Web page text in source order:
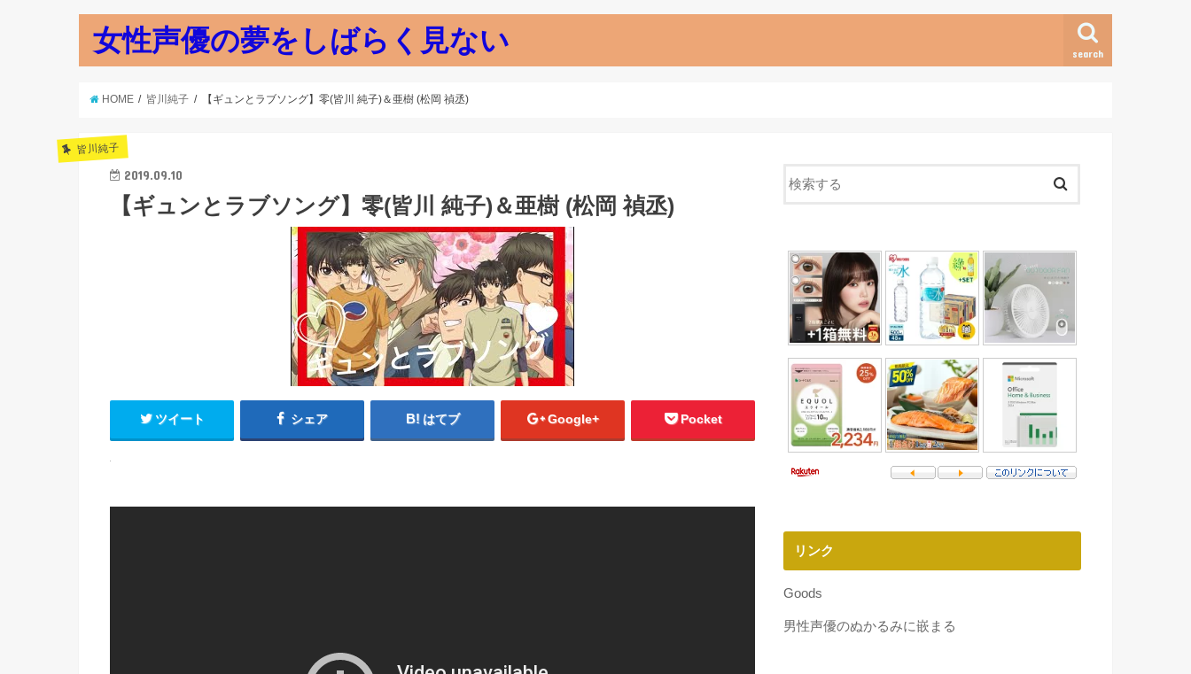
女性声優の夢をしばらく見ない search
HOME 皆川純子 【ギュンとラブソング】零(皆川 純子)＆亜樹 (松岡 禎丞)
皆川純子
2019.09.10
【ギュンとラブソング】零(皆川 純子)＆亜樹 (松岡 禎丞)
ツイート シェア はてブ Google+ Pocket
リンク
Goods
男性声優のぬかるみに嵌まる